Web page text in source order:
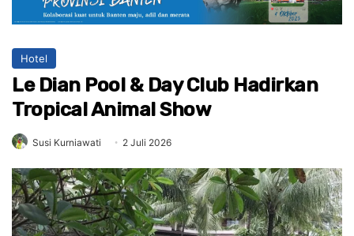
Hotel
Le Dian Pool & Day Club Hadirkan
Tropical Animal Show
Susi Kurniawati 2 Juli 2026